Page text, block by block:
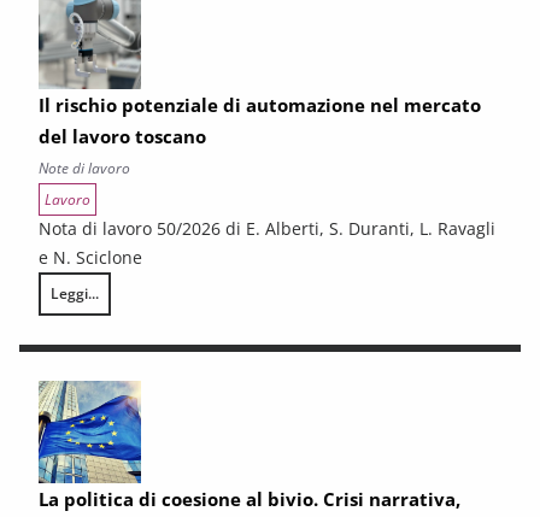
Il rischio potenziale di automazione nel mercato
del lavoro toscano
Note di lavoro
Lavoro
Nota di lavoro 50/2026 di E. Alberti, S. Duranti, L. Ravagli
e N. Sciclone
Leggi...
Il rischio potenziale di automazione nel mercato del lavoro toscano
La politica di coesione al bivio. Crisi narrativa,